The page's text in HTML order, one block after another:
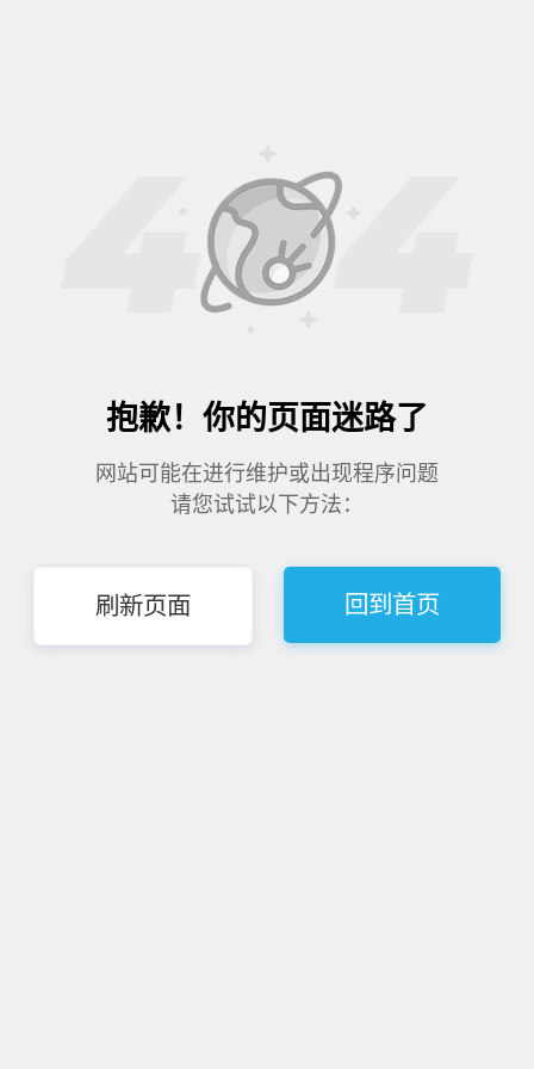
抱歉！你的页面迷路了
网站可能在进行维护或出现程序问题
请您试试以下方法：
刷新页面 回到首页